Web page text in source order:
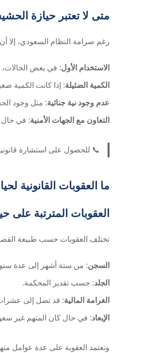
متى لا تعتبر حيازة
رغم صرامة النظام السعودي، إلا
الاستخدام الأول: في بعض الحالات،
الكمية الضئيلة: إذا كانت الكمية
عدم وجود نية جنائية: مثل وجود
التعاون مع الجهات الأمنية: في حال
📞 للحصول على استشارة
ما العقوبات القانونية
العقوبات المترتبة
تختلف العقوبات حسب طبيعة
السجن: من ستة أشهر إلى عدة
الجلد: حسب تقدير المحكمة.
الغرامة المالية: قد تصل إلى عشرات
الإبعاد: في حال كان المتهم غير
وتعتمد العقوبة على عدة عوامل